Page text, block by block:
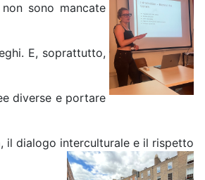
sono mancate
E, soprattutto,
diverse e portare
il dialogo interculturale e il rispetto